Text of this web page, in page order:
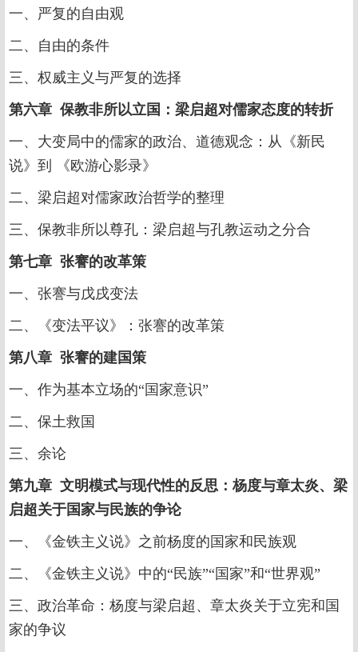
一、严复的自由观
二、自由的条件
三、权威主义与严复的选择
第六章 保教非所以立国：梁启超对儒家态度的转折
一、大变局中的儒家的政治、道德观念：从《新民
说》到 《欧游心影录》
二、梁启超对儒家政治哲学的整理
三、保教非所以尊孔：梁启超与孔教运动之分合
第七章 张謇的改革策
一、张謇与戊戌变法
二、《变法平议》：张謇的改革策
第八章 张謇的建国策
一、作为基本立场的“国家意识”
二、保土救国
三、余论
第九章 文明模式与现代性的反思：杨度与章太炎、梁
启超关于国家与民族的争论
一、《金铁主义说》之前杨度的国家和民族观
二、《金铁主义说》中的“民族”“国家”和“世界观”
三、政治革命：杨度与梁启超、章太炎关于立宪和国
家的争议